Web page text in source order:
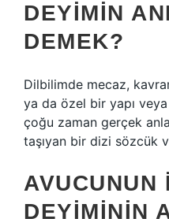
DEYIMIN
DEMEK?
Dilbilimde mecaz,
ya da özel bir yapı
çoğu zaman gerçek
taşıyan bir dizi sözcük
AVUCUNUN
DEYIMININ